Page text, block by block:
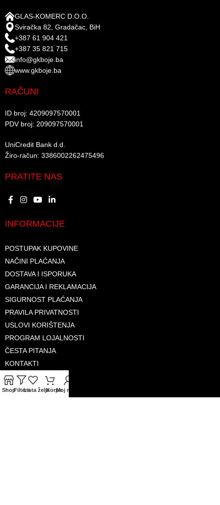
GLAS-KOMERC D.O.O.
Sviračka 82, Gradačac, BiH
+387 61 904 421
+387 35 821 715
info@gkboje.ba
www.gkboje.ba
RAČUNI
ID broj: 4209097570001​
PDV broj: 209097570001 ​
UniCredit Bank d.d.​
Žiro-račun: 3386002262475496​​
PRATITE NAS
INFORMACIJE
POSTUPAK KUPOVINE
NAČINI PLAĆANJA
DOSTAVA I ISPORUKA
GARANCIJA I REKLAMACIJA
SIGURNOST PLAĆANJA
PRAVILA PRIVATNOSTI
USLOVI KORIŠTENJA
PROGRAM LOJALNOSTI
ČESTA PITANJA
KONTAKTI
O NAMA
ShopFiltersLista željaKorpaMoj račun